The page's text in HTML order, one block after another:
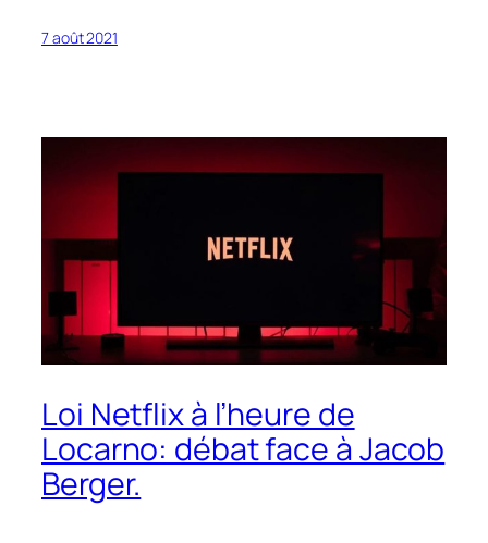
7 août 2021
Loi Netflix à l’heure de
Locarno: débat face à Jacob
Berger.